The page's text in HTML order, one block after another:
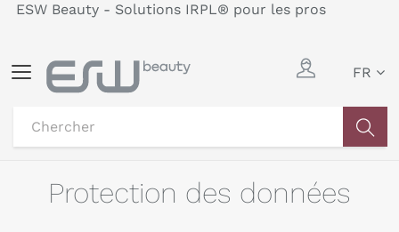
ESW Beauty - Solutions IRPL® pour les pros
Basculer
navigation
FR
Protection des données